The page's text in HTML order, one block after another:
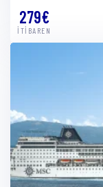
279€
İTİBAREN